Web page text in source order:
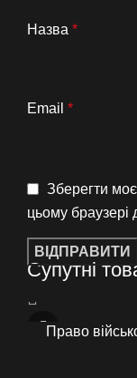
Назва *
Email *
Зберегти
цьому браузері
Супутні
Право